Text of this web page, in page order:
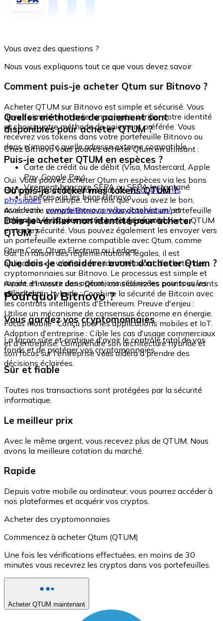
Vous avez des questions ?
Nous vous expliquons tout ce que vous devez savoir
Comment puis-je acheter Qtum sur Bitnovo ?
Acheter QTUM sur Bitnovo est simple et sécurisé. Vous
devez simplement créer un compte, vérifier votre identité
et choisir votre méthode de paiement préférée. Vous
recevrez vos tokens dans votre portefeuille Bitnovo ou
dans n'importe quelle adresse externe compatible.
Quelles méthodes de paiement sont
disponibles pour acheter QTUM ?
Chez Bitnovo vous pouvez acheter Qtum en utilisant :
Carte de crédit ou de débit (Visa, Mastercard, Apple
Pay, Google Pay)
Virement bancaire SEPA ou SEPA Instantané
Espèces via les bons Bitnovo
Puis-je acheter QTUM en espèces ?
Oui. Vous pouvez acheter Qtum en espèces via les bons
Bitnovo, disponibles dans plus de40 000 points
physiquesen Europe. Une fois que vous avez le bon,
accédez à : www.bitnovo.com/buy/cash/qtum/et
échangez-le rapidement et en toute sécurité.
Où puis-je stocker mes tokens QTUM ?
Avec votre compte Bitnovo, vous obtenez un portefeuille
intégré où vous pouvez stocker et gérer vos tokens QTUM
en toute sécurité. Vous pouvez également les envoyer vers
un portefeuille externe compatible avec Qtum, comme
Qtum Core, Qtum Electrum ou Ledger.
Dois-je vérifier mon identité pour acheter
QTUM ?
Oui. En raison des réglementations légales, il est
obligatoire de vérifier votre identité avant d'acheter des
cryptomonnaies sur Bitnovo. Le processus est simple et
rapide, et assure des opérations sécurisées pour tous les
utilisateurs.
Que dois-je considérer avant d'acheter Qtum ?
Avant d'investir dans Qtum, considérez les points suivants
: Blockchain hybride : Combine la sécurité de Bitcoin avec
les contrats intelligents d'Ethereum. Preuve d'enjeu :
Utilise un mécanisme de consensus économe en énergie.
Focus mobile : Conçu pour les applications mobiles et IoT.
Adoption d'entreprise : Cible les cas d'usage commerciaux
et d'entreprise. Comprendre son architecture hybride et
son focus sur l'entreprise vous aidera à prendre des
décisions éclairées.
Pourquoi Bitnovo ?
Vous gardez vos cryptomonnaies
La façon sûre et pratique d'avoir le contrôle total de vos
fonds et de protéger vos cryptomonnaies.
Sûr et fiable
Toutes nos transactions sont protégées par la sécurité
informatique.
Le meilleur prix
Avec le même argent, vous recevez plus de QTUM. Nous
avons la meilleure cotation du marché.
Rapide
Depuis votre mobile ou ordinateur, vous pourrez accéder à
nos plateformes et acquérir vos cryptos.
Acheter des cryptomonnaies
Commencez à acheter Qtum (QTUM)
Une fois les vérifications effectuées, en moins de 30
minutes vous recevrez les cryptos dans vos portefeuilles.
Acheter QTUM maintenant